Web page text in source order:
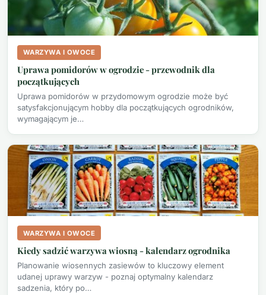
WARZYWA I OWOCE
Uprawa pomidorów w ogrodzie - przewodnik dla
początkujących
Uprawa pomidorów w przydomowym ogrodzie może być
satysfakcjonującym hobby dla początkujących ogrodników,
wymagającym je…
WARZYWA I OWOCE
Kiedy sadzić warzywa wiosną - kalendarz ogrodnika
Planowanie wiosennych zasiewów to kluczowy element
udanej uprawy warzyw - poznaj optymalny kalendarz
sadzenia, który po…